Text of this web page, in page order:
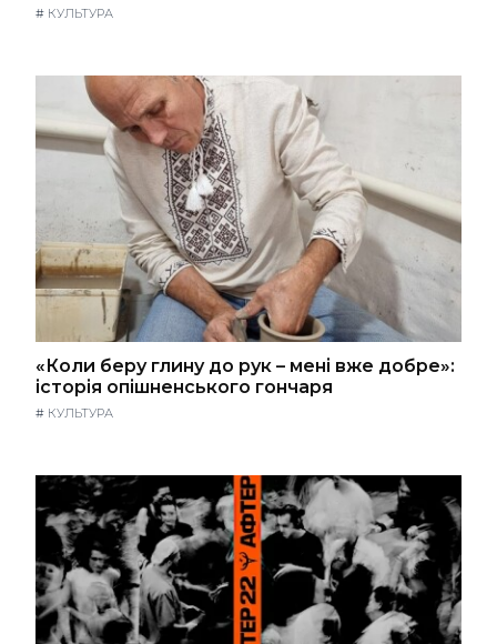
# КУЛЬТУРА
«Коли беру глину до рук – мені вже добре»:
історія опішненського гончаря
# КУЛЬТУРА